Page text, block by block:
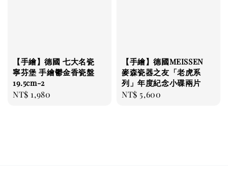
【手繪】德國 七大名瓷
寧芬堡 手繪鬱金香瓷盤
19.5cm-2
Regular
NT$ 1,980
【手繪】德國MEISSEN
麥森瓷器之友「老虎系
列」年度紀念小碟兩片
Regular
NT$ 5,600